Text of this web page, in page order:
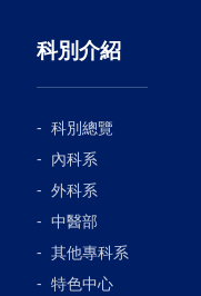
科別介紹
科別總覽
內科系
外科系
中醫部
其他專科系
特色中心